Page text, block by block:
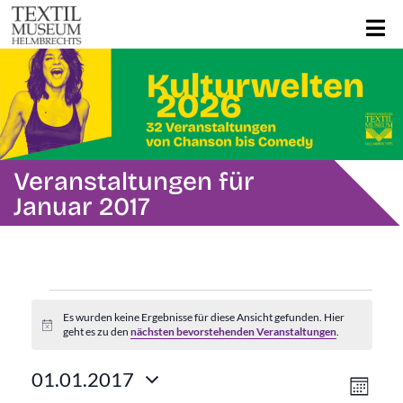
Veranstaltungen für
Januar 2017
Veranstaltungen
Hinweis
Es wurden keine Ergebnisse für diese Ansicht gefunden. Hier
geht es zu dennächsten bevorstehenden Veranstaltungen.
01.01.2017